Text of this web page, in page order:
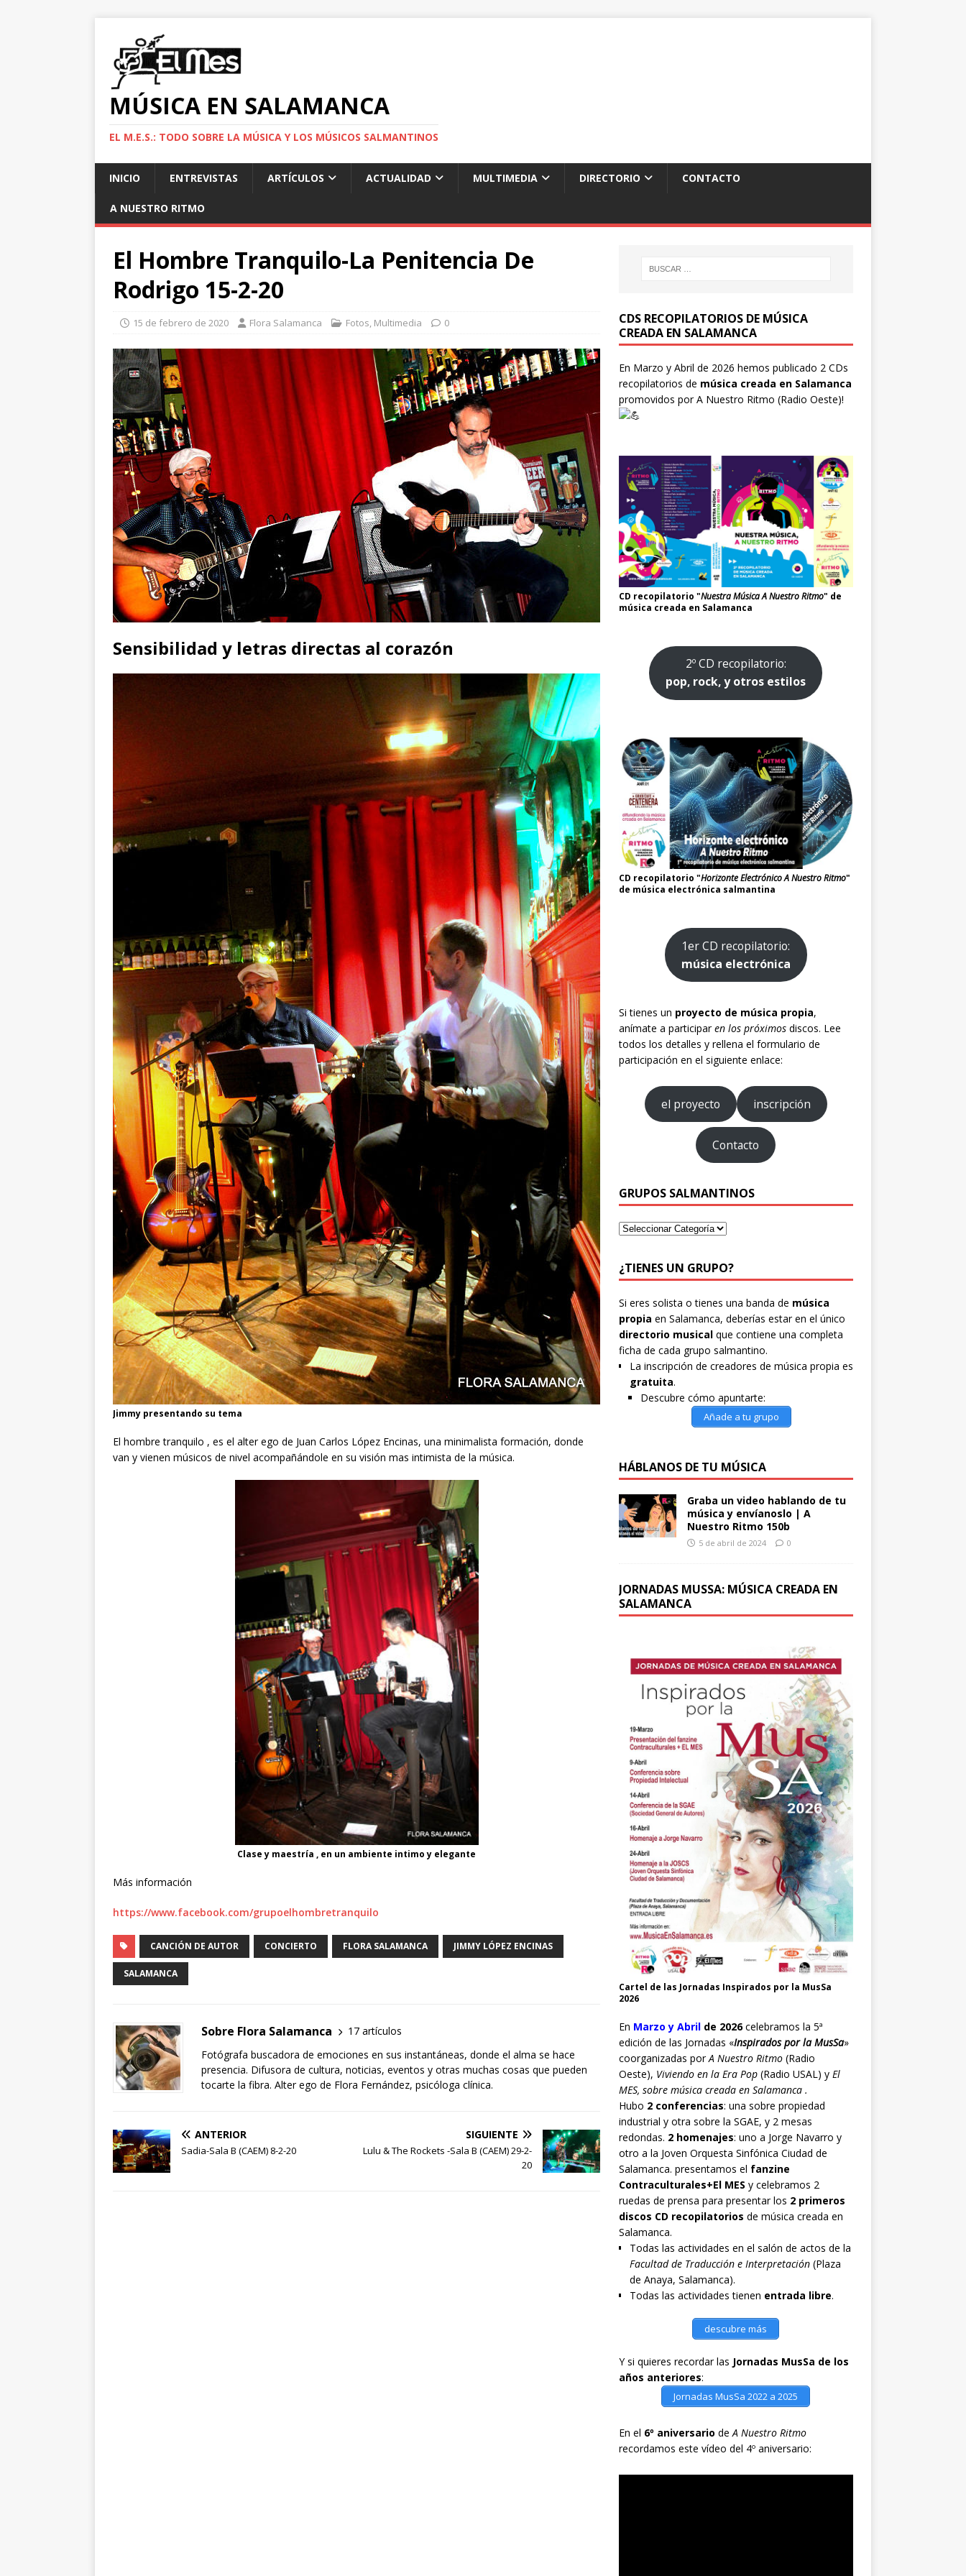
MÚSICA EN SALAMANCA
EL M.E.S.: TODO SOBRE LA MÚSICA Y LOS MÚSICOS SALMANTINOS
INICIO ENTREVISTAS ARTÍCULOS ACTUALIDAD MULTIMEDIA DIRECTORIO CONTACTO
A NUESTRO RITMO
El Hombre Tranquilo-La Penitencia De
Rodrigo 15-2-20
15 de febrero de 2020 Flora Salamanca Fotos, Multimedia 0
Sensibilidad y letras directas al corazón
Jimmy presentando su tema
El hombre tranquilo , es el alter ego de Juan Carlos López Encinas, una minimalista formación, donde
van y vienen músicos de nivel acompañándole en su visión mas intimista de la música.
Clase y maestría , en un ambiente intimo y elegante
Más información
https://www.facebook.com/grupoelhombretranquilo
CANCIÓN DE AUTOR CONCIERTO FLORA SALAMANCA JIMMY LÓPEZ ENCINAS
SALAMANCA
Sobre Flora Salamanca
17 artículos
Fotógrafa buscadora de emociones en sus instantáneas, donde el alma se hace
presencia. Difusora de cultura, noticias, eventos y otras muchas cosas que pueden
tocarte la fibra. Alter ego de Flora Fernández, psicóloga clínica.
ANTERIOR
Sadia-Sala B (CAEM) 8-2-20
SIGUIENTE
Lulu & The Rockets -Sala B (CAEM) 29-2-
20
CDS RECOPILATORIOS DE MÚSICA
CREADA EN SALAMANCA
En Marzo y Abril de 2026 hemos publicado 2 CDs
recopilatorios de música creada en Salamanca
promovidos porA Nuestro Ritmo (Radio Oeste)!
CD recopilatorio "Nuestra Música A Nuestro Ritmo" de
música creada en Salamanca
2º CD recopilatorio:
pop, rock, y otros estilos
CD recopilatorio "Horizonte Electrónico A Nuestro Ritmo"
de música electrónica salmantina
1er CD recopilatorio:
música electrónica
Si tienes un proyecto de música propia,
anímate a participaren los próximosdiscos. Lee
todos los detalles y rellena el formulario de
participación en el siguiente enlace:
el proyecto inscripción
Contacto
GRUPOS SALMANTINOS
¿TIENES UN GRUPO?
Si eres solista o tienes una banda de música
propia en Salamanca, deberías estar en el único
directorio musicalque contiene una completa
ficha de cada grupo salmantino.
La inscripción de creadores de música propia es
gratuita.
Descubre cómo apuntarte:
Añade a tu grupo
HÁBLANOS DE TU MÚSICA
Graba un video hablando de tu
música y envíanoslo | A
Nuestro Ritmo 150b
5 de abril de 2024 0
JORNADAS MUSSA: MÚSICA CREADA EN
SALAMANCA
Cartel de las Jornadas Inspirados por la MusSa
2026
En Marzo y Abril de 2026celebramos la 5ª
edición de las Jornadas «Inspirados por la MusSa»
coorganizadas porA Nuestro Ritmo(Radio
Oeste), Viviendo en la Era Pop(Radio USAL) y El
MES, sobre música creada en Salamanca .
Hubo 2 conferencias: una sobre propiedad
industrial y otra sobre la SGAE, y 2 mesas
redondas. 2 homenajes: uno a Jorge Navarro y
otro a la Joven Orquesta Sinfónica Ciudad de
Salamanca. presentamos el fanzine
Contraculturales+El MES y celebramos 2
ruedas de prensa para presentar los 2 primeros
discos CD recopilatorios de música creada en
Salamanca.
Todas las actividades en el salón de actos de la
Facultad de Traducción e Interpretación(Plaza
de Anaya, Salamanca).
Todas las actividades tienen entrada libre.
descubre más
Y si quieres recordar las Jornadas MusSa de los
años anteriores:
Jornadas MusSa 2022 a 2025
En el 6º aniversario deA Nuestro Ritmo
recordamos este vídeo del 4º aniversario: